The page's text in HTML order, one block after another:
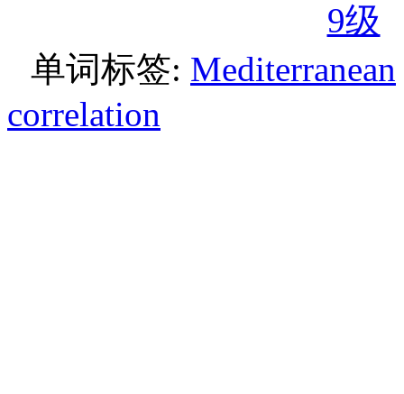
9级
单词标签: Mediterranean
correlation